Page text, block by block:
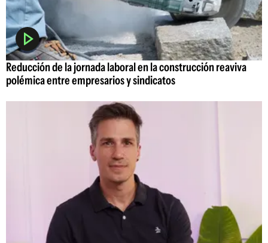
Reducción de la jornada laboral en la construcción reaviva
polémica entre empresarios y sindicatos